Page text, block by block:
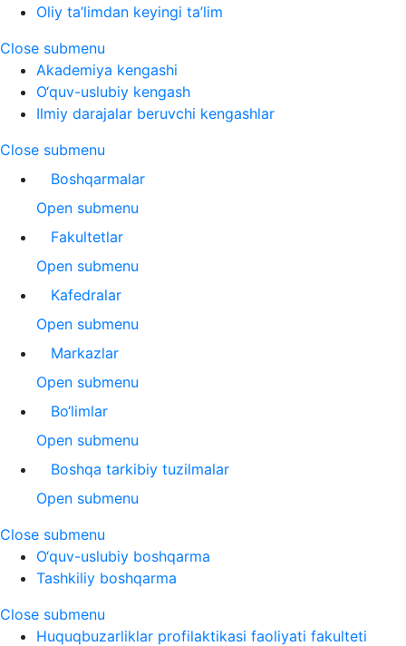
Oliy ta’limdan keyingi ta’lim
Close submenu
Akademiya kengashi
O‘quv-uslubiy kengash
Ilmiy darajalar beruvchi kengashlar
Close submenu
Boshqarmalar
Open submenu
Fakultetlar
Open submenu
Kafedralar
Open submenu
Markazlar
Open submenu
Bo‘limlar
Open submenu
Boshqa tarkibiy tuzilmalar
Open submenu
Close submenu
O‘quv-uslubiy boshqarma
Tashkiliy boshqarma
Close submenu
Huquqbuzarliklar profilaktikasi faoliyati fakulteti